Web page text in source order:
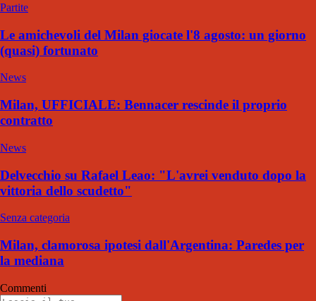
Partite
Le amichevoli del Milan giocate l'8 agosto: un giorno
(quasi) fortunato
News
Milan, UFFICIALE: Bennacer rescinde il proprio
contratto
News
Delvecchio su Rafael Leao: "L'avrei venduto dopo la
vittoria dello scudetto"
Senza categoria
Milan, clamorosa ipotesi dall'Argentina: Paredes per
la mediana
Commenti